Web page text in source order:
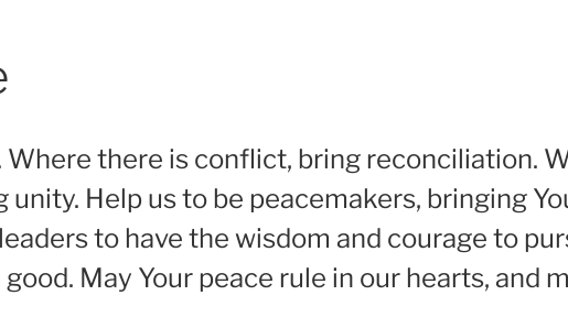
Where there is conflict, bring reconciliation.
Help us to be peacemakers, bringing
to have the wisdom and courage to
May Your peace rule in our hearts, and